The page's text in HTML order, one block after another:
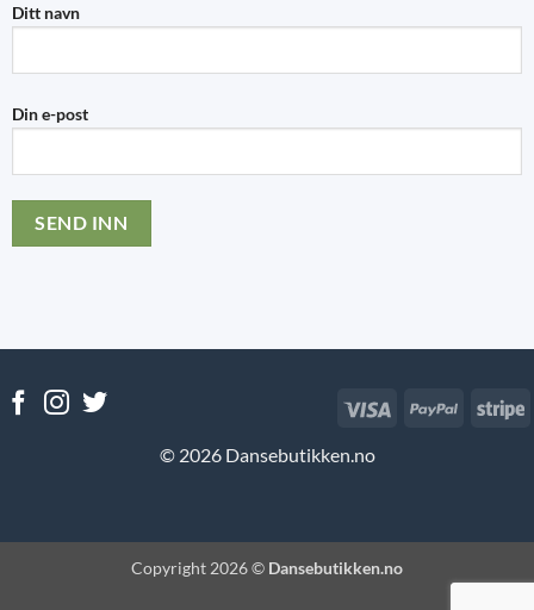
Ditt navn
Din e-post
© 2026 Dansebutikken.no
Visa PayPal
Copyright 2026 © Dansebutikken.no